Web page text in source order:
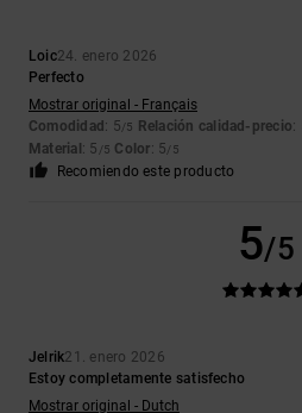
Loic24. enero 2026
Perfecto
Mostrar original - Français
Comodidad : 5/5 Relación calidad-precio:
Material : 5 /5 Color: 5/5
Recomiendo este producto
5/5
Jelrik21. enero 2026
Estoy completamente satisfecho
Mostrar original - Dutch